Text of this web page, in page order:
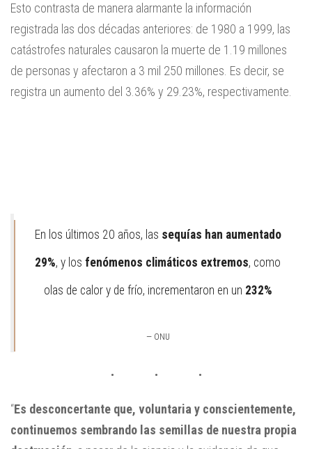
Esto contrasta de manera alarmante la información
registrada las dos décadas anteriores: de 1980 a 1999, las
catástrofes naturales causaron la muerte de 1.19 millones
de personas y afectaron a 3 mil 250 millones. Es decir, se
registra un aumento del 3.36% y 29.23%, respectivamente.
En los últimos 20 años, las sequías han aumentado
29%, y los fenómenos climáticos extremos, como
olas de calor y de frío, incrementaron en un 232%
— ONU
“Es desconcertante que, voluntaria y conscientemente,
continuemos sembrando las semillas de nuestra propia